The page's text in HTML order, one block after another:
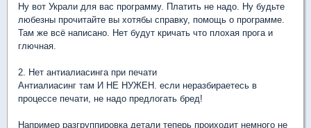
Ну вот Украли для вас программу. Платить не надо. Ну будьте
любезны прочитайте вы хотябы справку, помощь о программе.
Там же всё написано. Нет будут кричать что плохая прога и
глючная.
2. Нет антиалиасинга при печати
Антиалиасинг там И НЕ НУЖЕН. если неразбираетесь в
процессе печати, не надо предлогать бред!
Например разгруппировка детали теперь проиходит немного не